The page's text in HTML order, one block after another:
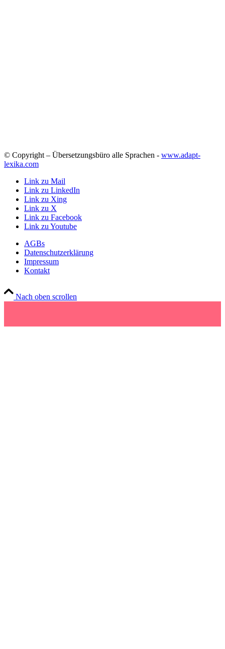
© Copyright – Übersetzungsbüro alle Sprachen - www.adapt-
lexika.com
Link zu Mail
Link zu LinkedIn
Link zu Xing
Link zu X
Link zu Facebook
Link zu Youtube
AGBs
Datenschutzerklärung
Impressum
Kontakt
Nach oben scrollen